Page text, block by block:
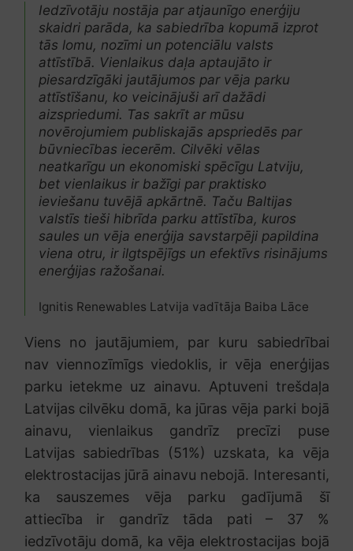
Iedzīvotāju nostāja par atjaunīgo enerģiju
skaidri parāda, ka sabiedrība kopumā izprot
tās lomu, nozīmi un potenciālu valsts
attīstībā. Vienlaikus daļa aptaujāto ir
piesardzīgāki jautājumos par vēja parku
attīstīšanu, ko veicinājuši arī dažādi
aizspriedumi. Tas sakrīt ar mūsu
novērojumiem publiskajās apspriedēs par
būvniecības iecerēm. Cilvēki vēlas
neatkarīgu un ekonomiski spēcīgu Latviju,
bet vienlaikus ir bažīgi par praktisko
ieviešanu tuvējā apkārtnē. Taču Baltijas
valstīs tieši hibrīda parku attīstība, kuros
saules un vēja enerģija savstarpēji papildina
viena otru, ir ilgtspējīgs un efektīvs risinājums
enerģijas ražošanai.
Ignitis Renewables Latvija vadītāja Baiba Lāce
Viens no jautājumiem, par kuru sabiedrībai
nav viennozīmīgs viedoklis, ir vēja enerģijas
parku ietekme uz ainavu. Aptuveni trešdaļa
Latvijas cilvēku domā, ka jūras vēja parki bojā
ainavu, vienlaikus gandrīz precīzi puse
Latvijas sabiedrības (51%) uzskata, ka vēja
elektrostacijas jūrā ainavu nebojā. Interesanti,
ka sauszemes vēja parku gadījumā šī
attiecība ir gandrīz tāda pati – 37 %
iedzīvotāju domā, ka vēja elektrostacijas bojā